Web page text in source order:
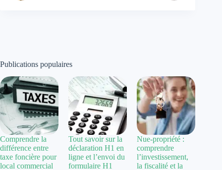
Publications populaires
Comprendre la
différence entre
taxe foncière pour
local commercial
Tout savoir sur la
déclaration H1 en
ligne et l’envoi du
formulaire H1
Nue-propriété :
comprendre
l’investissement,
la fiscalité et la